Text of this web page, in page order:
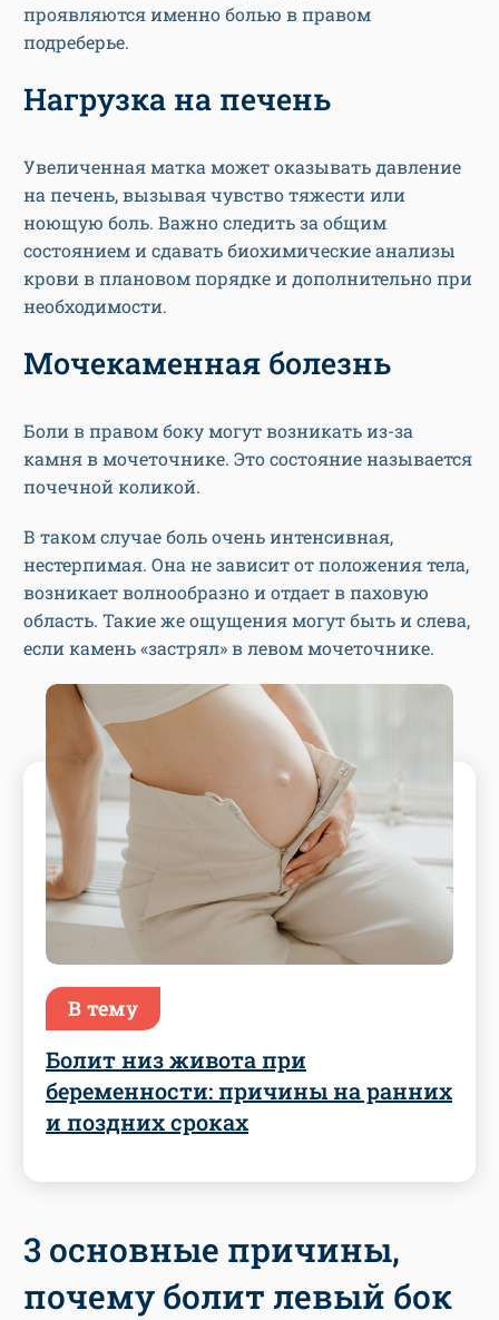
проявляются именно болью в правом
подреберье.
Нагрузка на печень
Увеличенная матка может оказывать давление
на печень, вызывая чувство тяжести или
ноющую боль. Важно следить за общим
состоянием и сдавать биохимические анализы
крови в плановом порядке и дополнительно при
необходимости.
Мочекаменная болезнь
Боли в правом боку могут возникать из-за
камня в мочеточнике. Это состояние называется
почечной коликой.
В таком случае боль очень интенсивная,
нестерпимая. Она не зависит от положения тела,
возникает волнообразно и отдает в паховую
область. Такие же ощущения могут быть и слева,
если камень «застрял» в левом мочеточнике.
В тему
Болит низ живота при
беременности: причины на ранних
и поздних сроках
3 основные причины,
почему болит левый бок